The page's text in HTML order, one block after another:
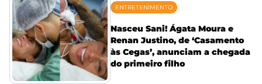
ENTRETENIMENTO
Nasceu Sani! Ágata Moura e
Renan Justino, de ‘Casamento
às Cegas’, anunciam a chegada
do primeiro filho